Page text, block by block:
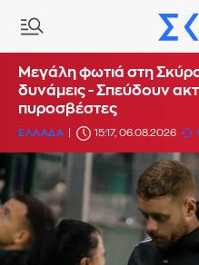
Μεγάλη φωτιά στη
δυνάμεις - Σπεύδουν
πυροσβέστες
ΕΛΛΑΔΑ 15:17, 06.08.2026